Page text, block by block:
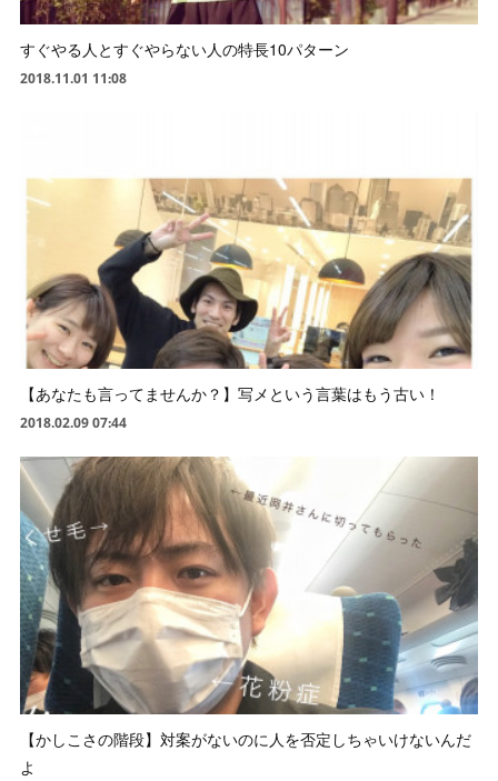
すぐやる人とすぐやらない人の特長10パターン
2018.11.01 11:08
【あなたも言ってませんか？】写メという言葉はもう古い！
2018.02.09 07:44
【かしこさの階段】対案がないのに人を否定しちゃいけないんだ
よ